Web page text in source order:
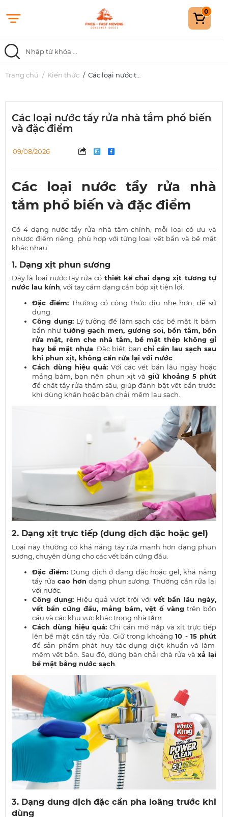
0
Trang chủ
Khuyến mãi
Blog
Về chúng tôi
Trang chủ Kiến thức Các loại nước tẩy rửa nhà tắm phổ biến và đặc điểm
Các loại nước tẩy rửa nhà tắm phổ biến
và đặc điểm
09/08/2026
Các loại nước tẩy rửa nhà
tắm phổ biến và đặc điểm
Có 4 dạng nước tẩy rửa nhà tắm chính, mỗi loại có ưu và
nhược điểm riêng, phù hợp với từng loại vết bẩn và bề mặt
khác nhau:
1. Dạng xịt phun sương
Đây là loại nước tẩy rửa có thiết kế chai dạng xịt tương tự
nước lau kính , với tay cầm dạng cần bóp xịt tiện lợi.
Đặc điểm:Thường có công thức dịu nhẹ hơn, dễ sử
dụng.
Công dụng:Lý tưởng để làm sạch các bề mặt ít bám
bẩn như tường gạch men, gương soi, bồn tắm, bồn
rửa mặt, rèm che nhà tắm, bề mặt thép không gỉ
hay bề mặt nhựa. Đặc biệt, bạnchỉ cần lau sạch sau
khi phun xịt, không cần rửa lại với nước
Cách dùng hiệu quả: Với các vết bẩn lâu ngày hoặc
mảng bám, bạn nên phun xịt và giữ khoảng 5 phút
để chất tẩy rửa thấm sâu, giúp đánh bật vết bẩn trước
khi dùng khăn hoặc bàn chải mềm lau sạch.
2. Dạng xịt trực tiếp (dung dịch đặc hoặc gel)
Loại này thường có khả năng tẩy rửa mạnh hơn dạng phun
sương, chuyên dùng cho các vết bẩn cứng đầu.
Đặc điểm:Dung dịch ở dạng đặc hoặc gel, khả năng
tẩy rửa cao hơn dạng phun sương. Thường cần rửa lại
với nước.
Công dụng:Hiệu quả vượt trội với vết bẩn lâu ngày,
vết bẩn cứng đầu, mảng bám, vệt ố vàngtrên bồn
cầu và các khu vực khác trong nhà tắm.
Cách dùng hiệu quả: Chỉ cần mở nắp và xịt trực tiếp
lên bề mặt cần tẩy rửa. Giữ trong khoảng10 - 15 phút
để sản phẩm phát huy tác dụng diệt khuẩn và làm
mềm vết bẩn. Sau đó, dùng bàn chải chà rửa và xả lại
bề mặt bằng nước sạch
3. Dạng dung dịch đặc cần pha loãng trước khi
dùng